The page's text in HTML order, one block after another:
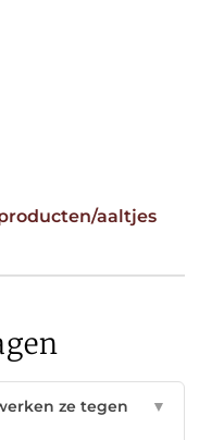
aaltjes
ze tegen
▼